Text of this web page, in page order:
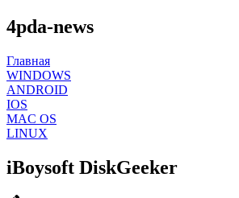
4pda-news
Главная
WINDOWS
ANDROID
IOS
MAC OS
LINUX
iBoysoft DiskGeeker